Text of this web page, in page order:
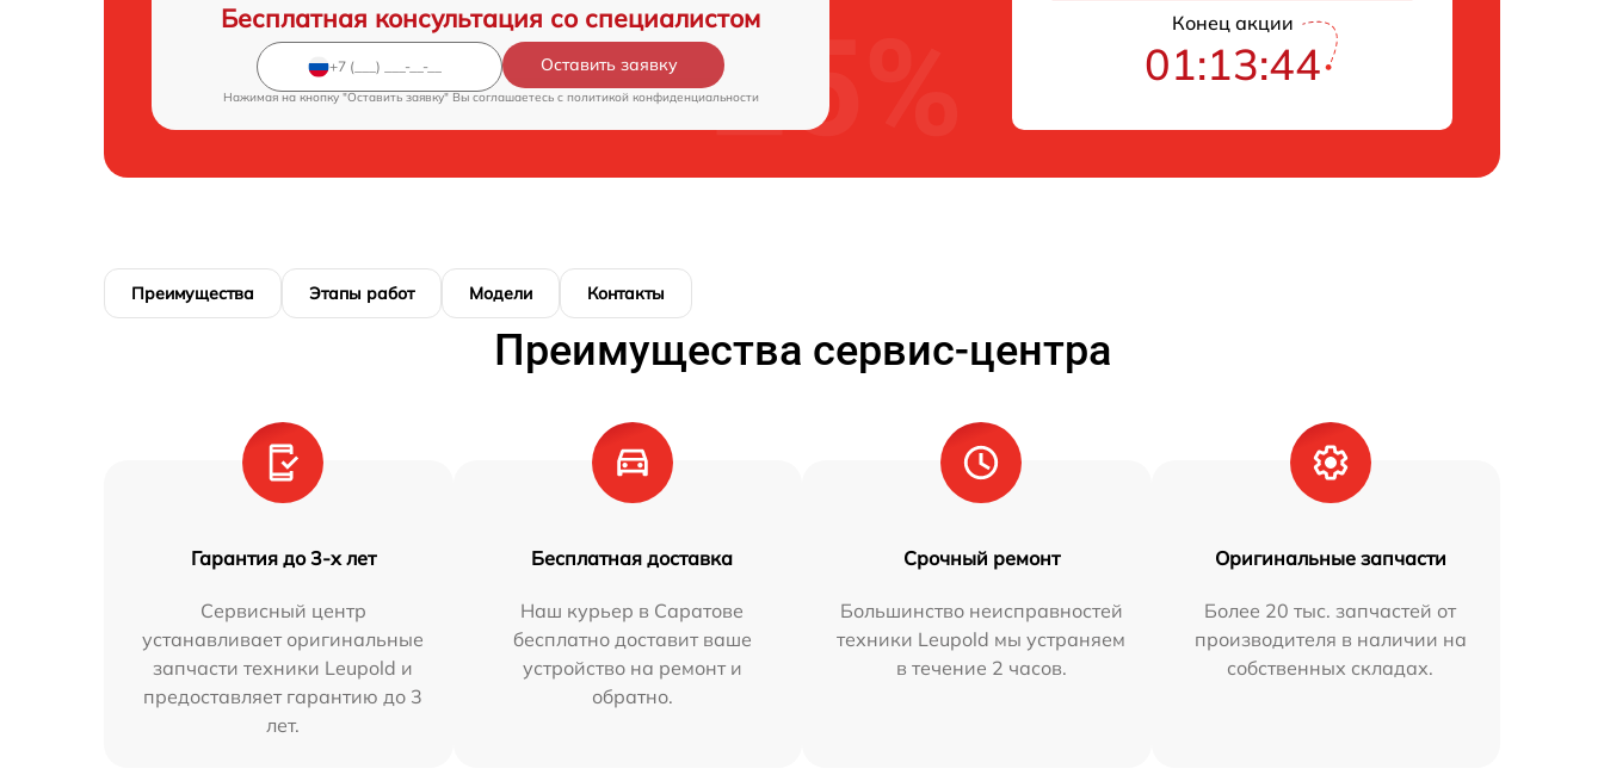
Бесплатная консультация со специалистом
Оставить заявку
Нажимая на кнопку "Оставить заявку" Вы соглашаетесь c политикой конфиденциальности
Конец акции
01:13:43
Преимущества Этапы работ Модели Контакты
Преимущества сервис-центра
Гарантия до 3-х лет
Сервисный центр
устанавливает оригинальные
запчасти техники Leupold и
предоставляет гарантию до 3
лет.
Бесплатная доставка
Наш курьер в Саратове
бесплатно доставит ваше
устройство на ремонт и
обратно.
Срочный ремонт
Большинство неисправностей
техники Leupold мы устраняем
в течение 2 часов.
Оригинальные запчасти
Более 20 тыс. запчастей от
производителя в наличии на
собственных складах.